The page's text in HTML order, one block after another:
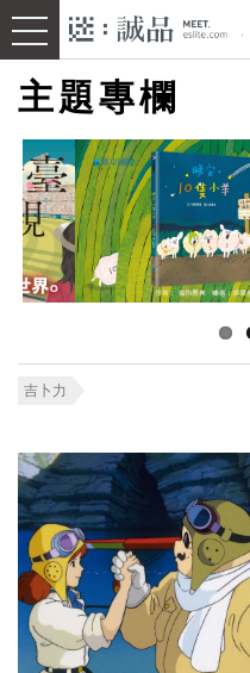
主題專欄
吉卜力